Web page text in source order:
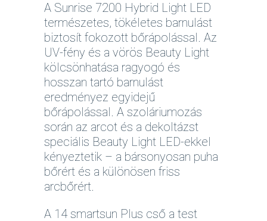
A Sunrise 7200 Hybrid Light LED
természetes, tökéletes barnulást
biztosít fokozott bőrápolással. Az
UV-fény és a vörös Beauty Light
kölcsönhatása ragyogó és
hosszan tartó barnulást
eredményez egyidejű
bőrápolással. A szoláriumozás
során az arcot és a dekoltázst
speciális Beauty Light LED-ekkel
kényeztetik – a bársonyosan puha
bőrért és a különösen friss
arcbőrért.
A 14 smartsun Plus cső a test